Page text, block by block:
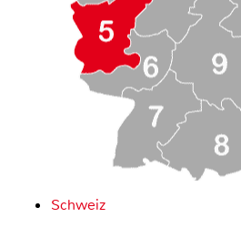
Schweiz